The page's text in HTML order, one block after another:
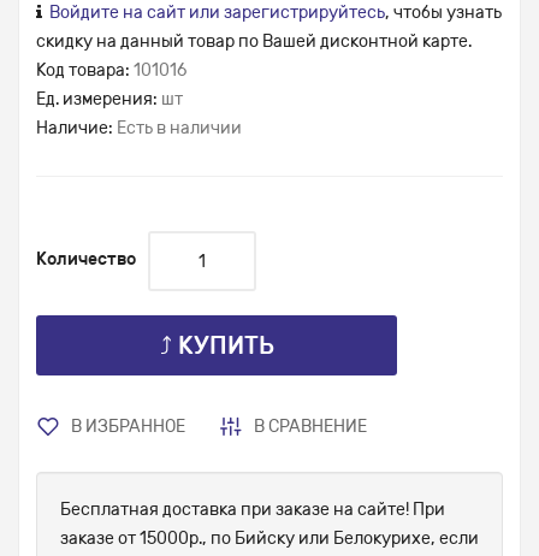
Войдите на сайт или зарегистрируйтесь, чтобы узнать
скидку на данный товар по Вашей дисконтной карте.
Код товара: 101016
Ед. измерения: шт
Наличие: Есть в наличии
Количество
⤴ КУПИТЬ
В ИЗБРАННОЕ В СРАВНЕНИЕ
Бесплатная доставка при заказе на сайте! При
заказе от 15000р., по Бийску или Белокурихе, если